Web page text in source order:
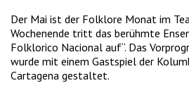
Der Mai ist der Folklore Monat im
Wochenende tritt das berühmte
Folklorico Nacional auf“. Das
wurde mit einem Gastspiel der
Cartagena gestaltet.